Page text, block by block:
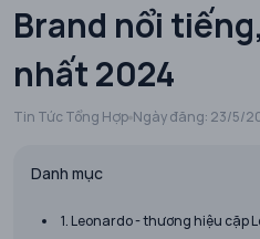
Brand nổi
nhất 2024
Tin Tức Tổng Hợp Ngày đăng: 23/5/
Danh mục
1. Leonardo - thương hiệu cặp